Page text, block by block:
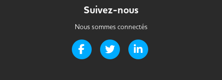
Suivez-nous
Nous sommes connectés
Page Facebook de Handi-it
Page Twitter de Handi-it